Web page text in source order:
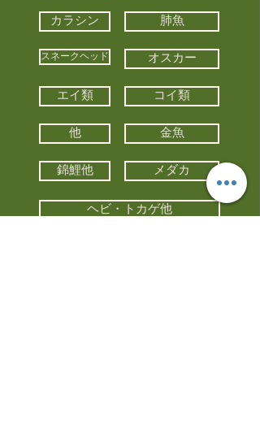
カラシン 肺魚
スネークヘッド オスカー
エイ類 コイ類
他 金魚
錦鯉他 メダカ
ヘビ・トカゲ他